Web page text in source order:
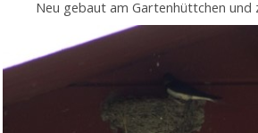
Neu gebaut am Gartenhüttchen und